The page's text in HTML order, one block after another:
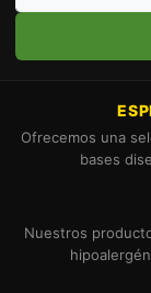
email
Ofrecemos una
bases
Nuestros